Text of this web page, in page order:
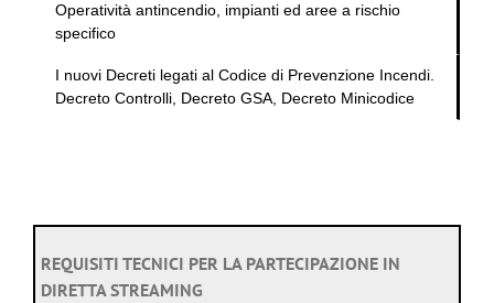
Operatività antincendio, impianti ed aree a rischio
specifico
I nuovi Decreti legati al Codice di Prevenzione Incendi.
Decreto Controlli, Decreto GSA, Decreto Minicodice
REQUISITI TECNICI PER LA PARTECIPAZIONE IN
DIRETTA STREAMING